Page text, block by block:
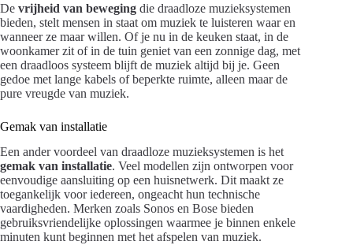
De vrijheid van beweging die draadloze muzieksystemen
bieden, stelt mensen in staat om muziek te luisteren waar en
wanneer ze maar willen. Of je nu in de keuken staat, in de
woonkamer zit of in de tuin geniet van een zonnige dag, met
een draadloos systeem blijft de muziek altijd bij je. Geen
gedoe met lange kabels of beperkte ruimte, alleen maar de
pure vreugde van muziek.
Gemak van installatie
Een ander voordeel van draadloze muzieksystemen is het
gemak van installatie. Veel modellen zijn ontworpen voor
eenvoudige aansluiting op een huisnetwerk. Dit maakt ze
toegankelijk voor iedereen, ongeacht hun technische
vaardigheden. Merken zoals Sonos en Bose bieden
gebruiksvriendelijke oplossingen waarmee je binnen enkele
minuten kunt beginnen met het afspelen van muziek.